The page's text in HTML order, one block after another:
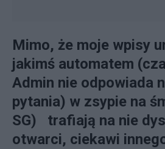
Mimo, że moje wpisy
jakimś automatem
Admin nie odpowiada
pytania) w zsypie na
SG) trafiają na nie
otwarci, ciekawi